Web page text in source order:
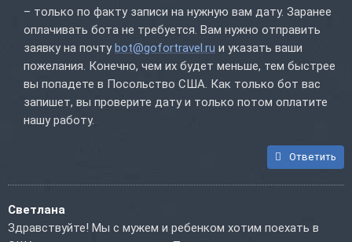
– только по факту записи на нужную вам дату. Заранее
оплачивать бота не требуется. Вам нужно отправить
заявку на почту bot@gofortravel.ru и указать ваши
пожелания. Конечно, чем их будет меньше, тем быстрее
вы попадете в Посольство США. Как только бот вас
запишет, вы проверите дату и только потом оплатите
нашу работу.
Ответить
Светлана
Здравствуйте! Мы с мужем и ребенком хотим поехать в